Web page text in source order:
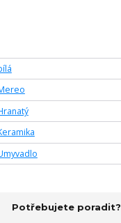
Potřebujete poradit?